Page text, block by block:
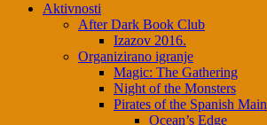
Aktivnosti
After Dark Book Club
Izazov 2016.
Organizirano igranje
Magic: The Gathering
Night of the Monsters
Pirates of the Spanish Main
Ocean’s Edge